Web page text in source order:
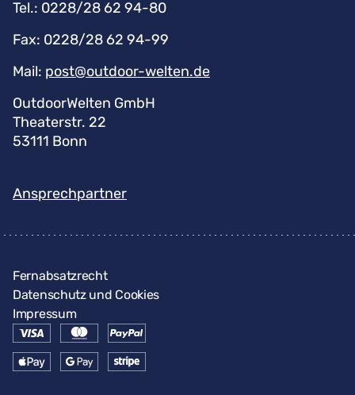
Tel.: 0228/28 62 94-80
Fax: 0228/28 62 94-99
Mail: post@outdoor-welten.de
OutdoorWelten GmbH
Theaterstr. 22
53111 Bonn
Ansprechpartner
Fernabsatzrecht
Datenschutz und Cookies
Impressum